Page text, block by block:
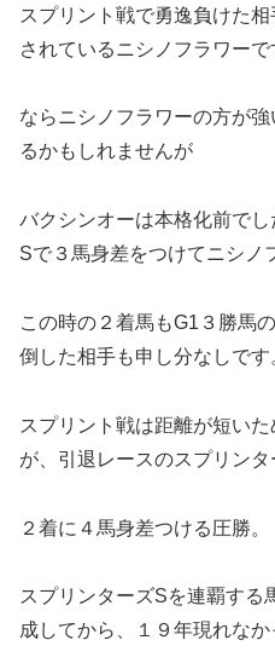
スプリント戦で勇逸負けた
されているニシノフラワーで
ならニシノフラワーの方が
るかもしれませんが
バクシンオーは本格化前で
Sで３馬身差をつけてニシノ
この時の２着馬もG1３勝馬
倒した相手も申し分なしです
スプリント戦は距離が短い
が、引退レースのスプリン
２着に４馬身差つける圧勝。
スプリンターズSを連覇する
成してから、１９年現れなか